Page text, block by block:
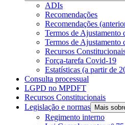
ADIs
Recomendações
Recomendações
Termos de Ajustamento
Termos de Ajustamento
Recursos
Força-tarefa Covid-19
Estatísticas (a partir de
Consulta processual
LGPD no MPDFT
Recursos Constitucionais
Legislação e normas
Mais
Regimento interno